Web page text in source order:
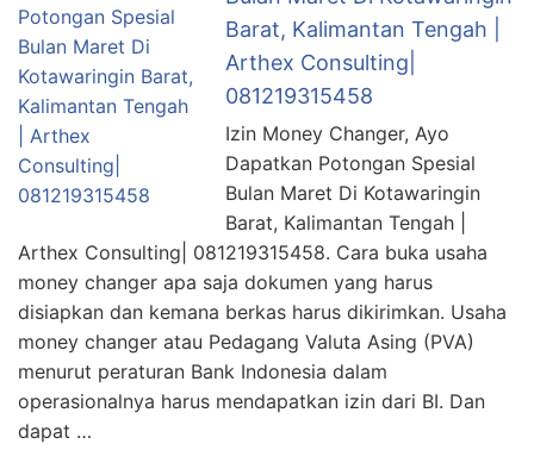
Barat, Kalimantan Tengah |
Arthex Consulting|
081219315458
Izin Money Changer, Ayo
Dapatkan Potongan Spesial
Bulan Maret Di Kotawaringin
Barat, Kalimantan Tengah |
Arthex Consulting| 081219315458. Cara buka usaha
money changer apa saja dokumen yang harus
disiapkan dan kemana berkas harus dikirimkan. Usaha
money changer atau Pedagang Valuta Asing (PVA)
menurut peraturan Bank Indonesia dalam
operasionalnya harus mendapatkan izin dari BI. Dan
dapat …